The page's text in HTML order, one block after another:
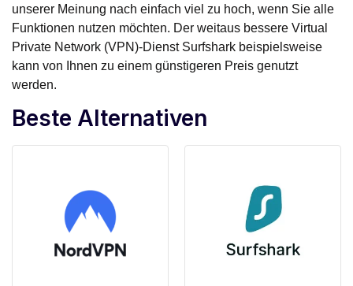
unserer Meinung nach einfach viel zu hoch, wenn Sie alle
Funktionen nutzen möchten. Der weitaus bessere Virtual
Private Network (VPN)-Dienst Surfshark beispielsweise
kann von Ihnen zu einem günstigeren Preis genutzt
werden.
Beste Alternativen